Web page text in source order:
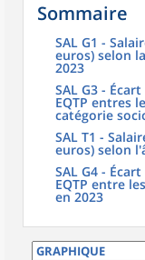
Sommaire
SAL G1 -
euros) selon
2023
SAL G3 -
EQTP entres
catégorie
SAL T1 -
euros) selon
SAL G4 -
EQTP entre
en 2023